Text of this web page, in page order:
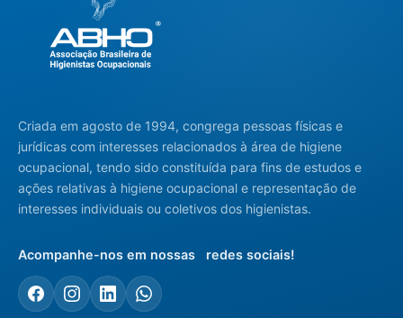
Criada em agosto de 1994, congrega pessoas físicas e
jurídicas com interesses relacionados à área de higiene
ocupacional, tendo sido constituída para fins de estudos e
ações relativas à higiene ocupacional e representação de
interesses individuais ou coletivos dos higienistas.
Acompanhe-nos em nossas redes sociais!